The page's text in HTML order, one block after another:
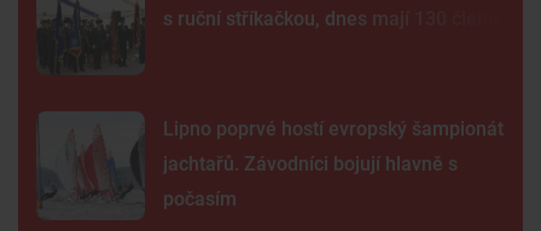
s ruční stříkačkou, dnes mají 130 členů
Lipno poprvé hostí evropský šampionát
jachtařů. Závodníci bojují hlavně s
počasím